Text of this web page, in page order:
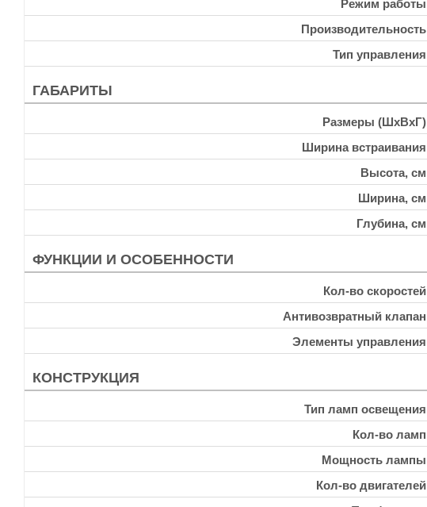
Режим работы
Производительность
Тип управления
ГАБАРИТЫ
Размеры (ШхВхГ)
Ширина встраивания
Высота, см
Ширина, см
Глубина, см
ФУНКЦИИ И ОСОБЕННОСТИ
Кол-во скоростей
Антивозвратный клапан
Элементы управления
КОНСТРУКЦИЯ
Тип ламп освещения
Кол-во ламп
Мощность лампы
Кол-во двигателей